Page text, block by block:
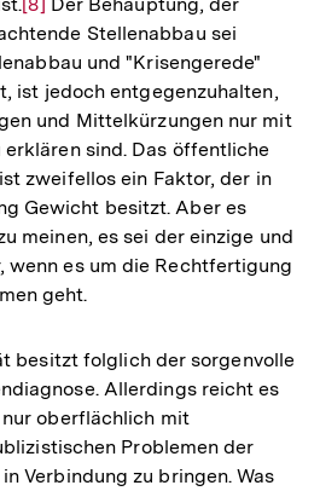
Auflösung
der
Fußnote
Stellenabbau sei
und "Krisengerede"
ist jedoch entgegenzuhalten,
und Mittelkürzungen nur mit
sind. Das öffentliche
zweifellos ein Faktor, der in
Gewicht besitzt. Aber es
meinen, es sei der einzige und
wenn es um die Rechtfertigung
geht.
besitzt folglich der sorgenvolle
Allerdings reicht es
oberflächlich mit
Problemen der
Verbindung zu bringen. Was